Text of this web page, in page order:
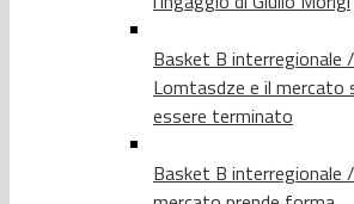
Basket B interregionale
Lomtasdze e il mercato
essere terminato
Basket B interregionale